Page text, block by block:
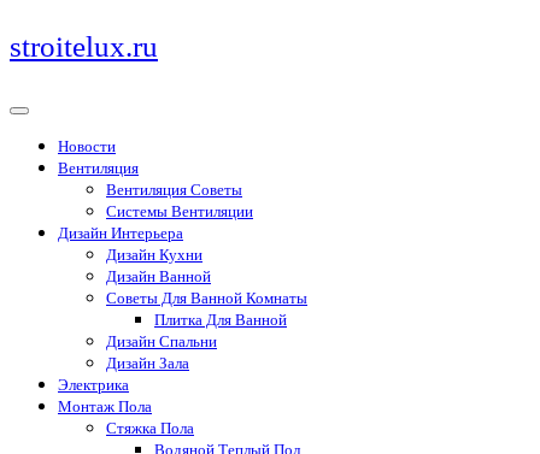
Перейти
к
stroitelux.ru
Новости
Вентиляция
Вентиляция Советы
Системы Вентиляции
Дизайн Интерьера
Дизайн Кухни
Дизайн Ванной
Советы Для Ванной Комнаты
Плитка Для Ванной
Дизайн Спальни
Дизайн Зала
Электрика
Монтаж Пола
Стяжка Пола
Водяной Теплый Пол